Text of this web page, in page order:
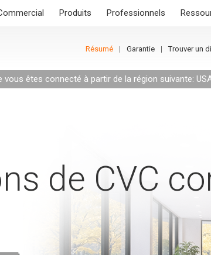
Produits Professionnels
Résumé Garantie Trouver un
êtes connecté à partir de la région suivante:
de CVC